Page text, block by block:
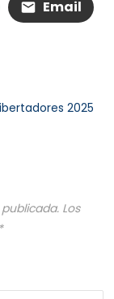
Email
2025
Los
*